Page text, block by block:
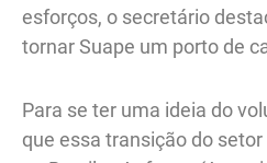
esforços, o secretário
tornar Suape um porto de
Para se ter uma ideia do
que essa transição do